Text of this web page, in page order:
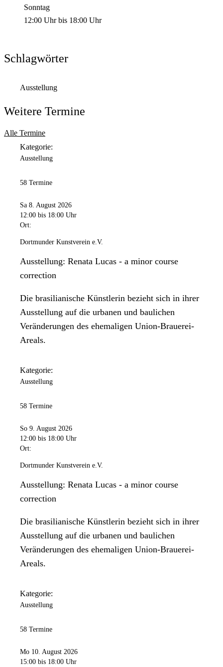
Sonntag
12:00 Uhrbis 18:00 Uhr
Schlagwörter
Ausstellung
Weitere Termine
Alle Termine
Kategorie:
Ausstellung
58 Termine
Sa 8. August 2026
12:00 bis 18:00 Uhr
Ort:
Dortmunder Kunstverein e.V.
Ausstellung: Renata Lucas - a minor course
correction
Die brasilianische Künstlerin bezieht sich in ihrer
Ausstellung auf die urbanen und baulichen
Veränderungen des ehemaligen Union-Brauerei-
Areals.
Kategorie:
Ausstellung
58 Termine
So 9. August 2026
12:00 bis 18:00 Uhr
Ort:
Dortmunder Kunstverein e.V.
Ausstellung: Renata Lucas - a minor course
correction
Die brasilianische Künstlerin bezieht sich in ihrer
Ausstellung auf die urbanen und baulichen
Veränderungen des ehemaligen Union-Brauerei-
Areals.
Kategorie:
Ausstellung
58 Termine
Mo 10. August 2026
15:00 bis 18:00 Uhr